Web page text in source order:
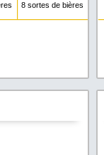
8 sortes de bières